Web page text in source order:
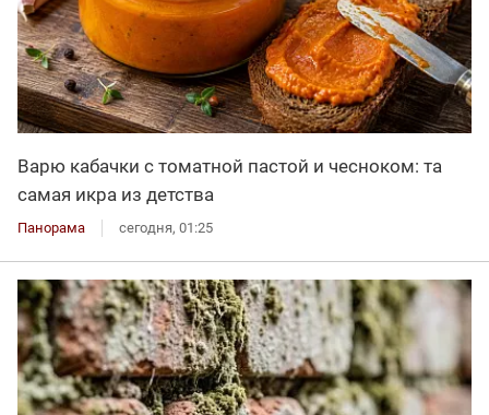
Варю кабачки с томатной пастой и чесноком: та
самая икра из детства
Панорама сегодня, 01:25